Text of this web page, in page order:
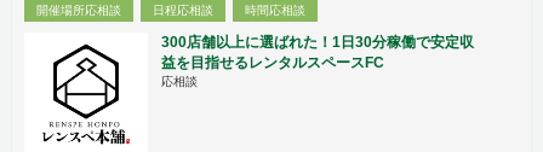
開催場所応相談 日程応相談 時間応相談
300店舗以上に選ばれた！1日30分稼働で安定収
益を目指せるレンタルスペースFC
応相談